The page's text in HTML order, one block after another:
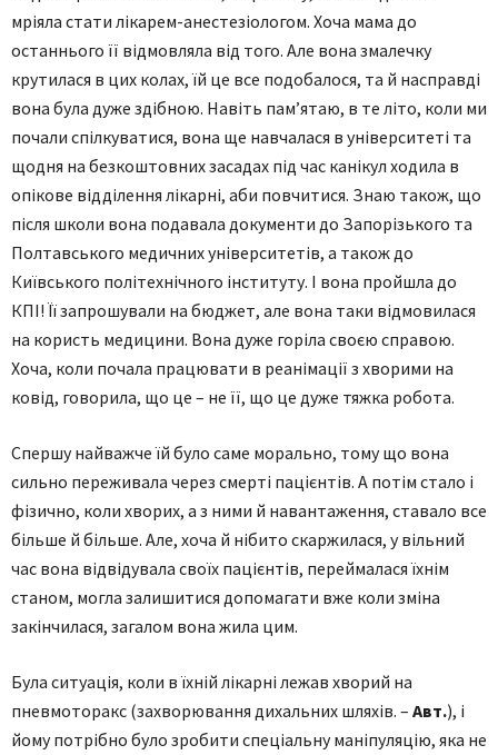
мріяла стати лікарем-анестезіологом. Хоча мама до
останнього її відмовляла від того. Але вона змалечку
крутилася в цих колах, їй це все подобалося, та й насправді
вона була дуже здібною. Навіть пам’ятаю, в те літо, коли ми
почали спілкуватися, вона ще навчалася в університеті та
щодня на безкоштовних засадах під час канікул ходила в
опікове відділення лікарні, аби повчитися. Знаю також, що
після школи вона подавала документи до Запорізького та
Полтавського медичних університетів, а також до
Київського політехнічного інституту. І вона пройшла до
КПІ! Її запрошували на бюджет, але вона таки відмовилася
на користь медицини. Вона дуже горіла своєю справою.
Хоча, коли почала працювати в реанімації з хворими на
ковід, говорила, що це – не її, що це дуже тяжка робота.
Спершу найважче їй було саме морально, тому що вона
сильно переживала через смерті пацієнтів. А потім стало і
фізично, коли хворих, а з ними й навантаження, ставало все
більше й більше. Але, хоча й нібито скаржилася, у вільний
час вона відвідувала своїх пацієнтів, переймалася їхнім
станом, могла залишитися допомагати вже коли зміна
закінчилася, загалом вона жила цим.
Була ситуація, коли в їхній лікарні лежав хворий на
пневмоторакс (захворювання дихальних шляхів. – Авт.), і
йому потрібно було зробити спеціальну маніпуляцію, яка не